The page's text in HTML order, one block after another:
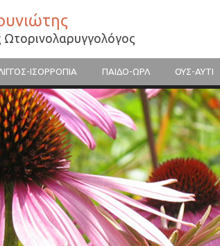
Ωτορινολαρυγγολόγος
ΙΣΟΡΡΟΠΙΑ ΠΑΙΔΟ-ΩΡΛ ΟΥΣ-ΑΥΤΙ